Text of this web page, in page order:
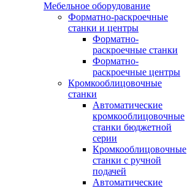
Мебельное оборудование
Форматно-раскроечные
станки и центры
Форматно-
раскроечные станки
Форматно-
раскроечные центры
Кромкооблицовочные
станки
Автоматические
кромкооблицовочные
станки бюджетной
серии
Кромкооблицовочные
станки с ручной
подачей
Автоматические